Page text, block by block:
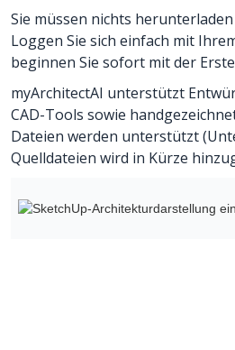
Sie müssen nichts
Loggen Sie sich einfach mit
beginnen Sie sofort mit der
myArchitectAI unterstützt
CAD-Tools sowie
Dateien werden unterstützt
Quelldateien wird in Kürze